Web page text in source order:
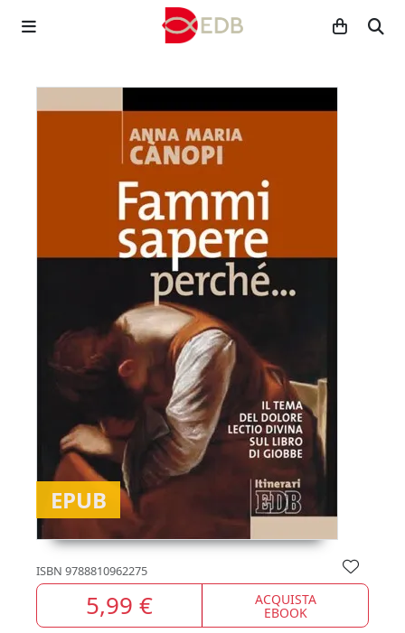
EPUB
ISBN 9788810962275
5,99 € ACQUISTA
EBOOK